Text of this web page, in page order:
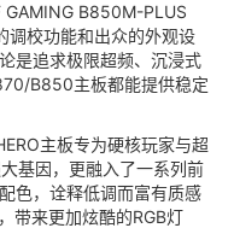
B850M-PLUS
调校功能和出众的外观设
是追求极限超频、沉浸式
B850主板都能提供稳定
主板专为硬核玩家与超
基因，更融入了一系列前
色，诠释低调而富有质感
带来更加炫酷的RGB灯